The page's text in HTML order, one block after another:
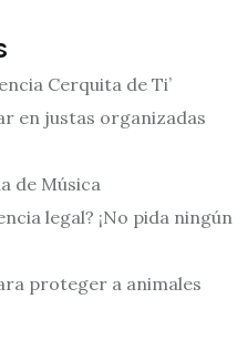
Cerquita de Ti’
en justas organizadas
de Música
legal? ¡No pida ningún
proteger a animales